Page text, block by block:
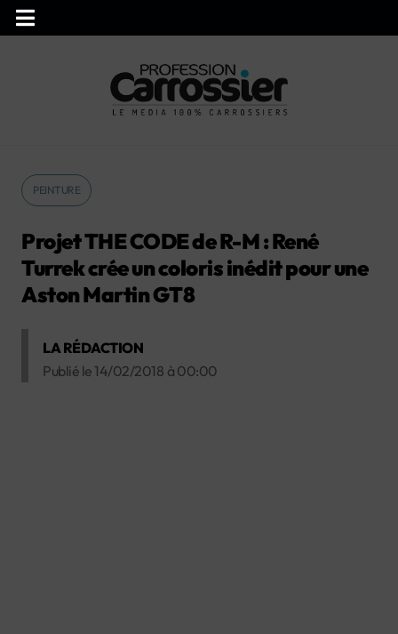
PEINTURE
Projet THE CODE de R-M : René
Turrek crée un coloris inédit pour une
Aston Martin GT8
LA RÉDACTION
Publié le 14/02/2018 à 00:00